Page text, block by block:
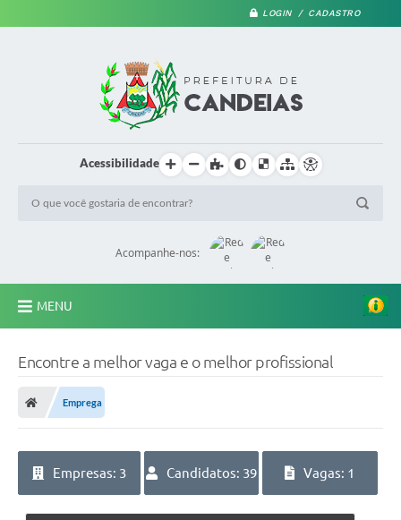
LOGIN / CADASTRO
Acessibilidade
Acompanhe-nos:
MENU
Diário Oficial
Contato
Encontre a melhor vaga e o melhor profissional
Emprega
Empresas: 3 Candidatos: 39 Vagas: 1